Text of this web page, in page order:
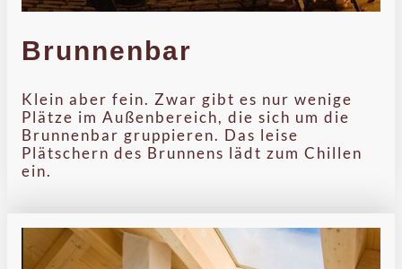
Brunnenbar
Klein aber fein. Zwar gibt es nur wenige
Plätze im Außenbereich, die sich um die
Brunnenbar gruppieren. Das leise
Plätschern des Brunnens lädt zum Chillen
ein.